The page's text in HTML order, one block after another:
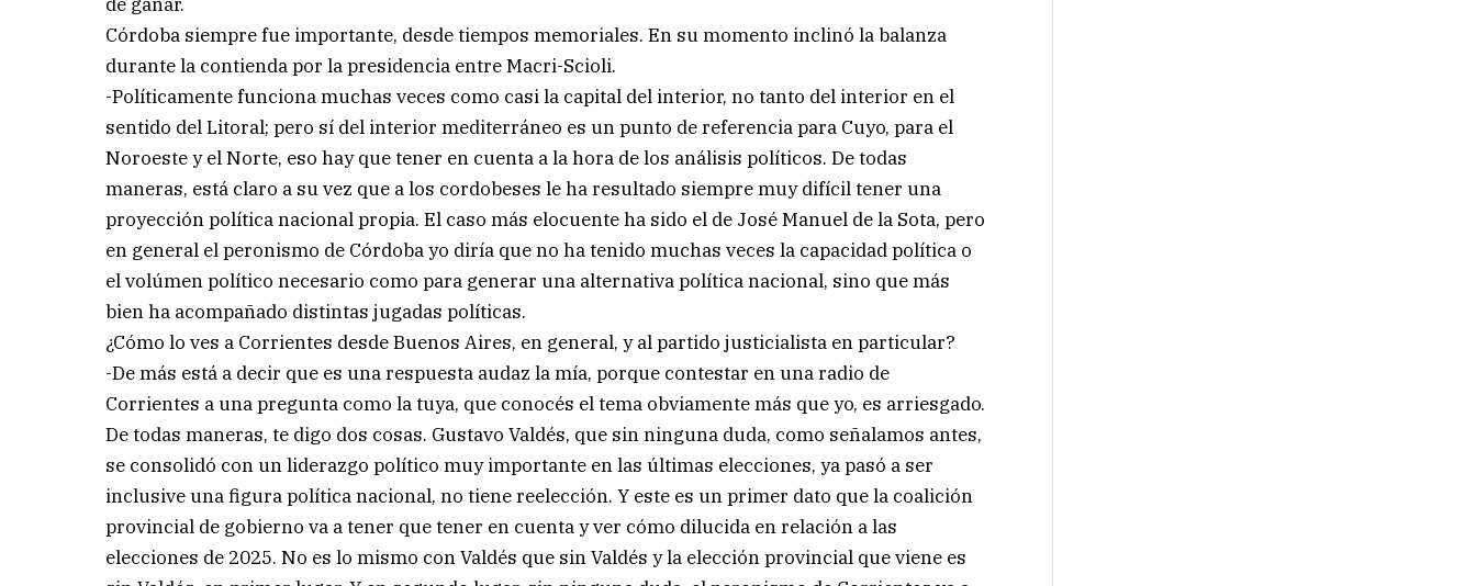
Córdoba siempre fue importante, desde tiempos memoriales. En su momento inclinó la balanza
durante la contienda por la presidencia entre Macri-Scioli.
-Políticamente funciona muchas veces como casi la capital del interior, no tanto del interior en el
sentido del Litoral; pero sí del interior mediterráneo es un punto de referencia para Cuyo, para el
Noroeste y el Norte, eso hay que tener en cuenta a la hora de los análisis políticos. De todas
maneras, está claro a su vez que a los cordobeses le ha resultado siempre muy difícil tener una
proyección política nacional propia. El caso más elocuente ha sido el de José Manuel de la Sota, pero
en general el peronismo de Córdoba yo diría que no ha tenido muchas veces la capacidad política o
el volúmen político necesario como para generar una alternativa política nacional, sino que más
bien ha acompañado distintas jugadas políticas.
¿Cómo lo ves a Corrientes desde Buenos Aires, en general, y al partido justicialista en particular?
-De más está a decir que es una respuesta audaz la mía, porque contestar en una radio de
Corrientes a una pregunta como la tuya, que conocés el tema obviamente más que yo, es arriesgado.
De todas maneras, te digo dos cosas. Gustavo Valdés, que sin ninguna duda, como señalamos antes,
se consolidó con un liderazgo político muy importante en las últimas elecciones, ya pasó a ser
inclusive una figura política nacional, no tiene reelección. Y este es un primer dato que la coalición
provincial de gobierno va a tener que tener en cuenta y ver cómo dilucida en relación a las
elecciones de 2025. No es lo mismo con Valdés que sin Valdés y la elección provincial que viene es